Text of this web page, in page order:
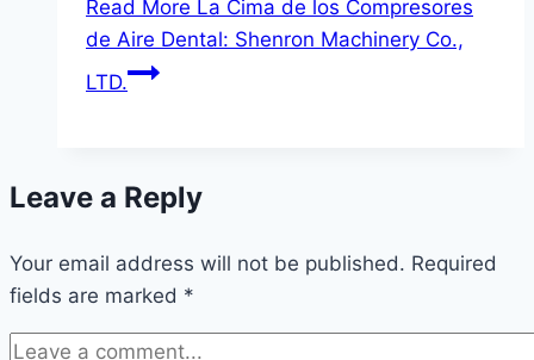
Read More La Cima de los Compresores
de Aire Dental: Shenron Machinery Co.,
LTD.
Leave a Reply
Your email address will not be published. Required
fields are marked *